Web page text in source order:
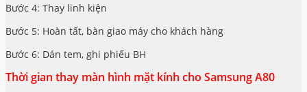
Bước 4: Thay linh kiện
Bước 5: Hoàn tất, bàn giao máy cho khách hàng
Bước 6: Dán tem, ghi phiếu BH
Thời gian thay màn hình mặt kính cho Samsung A80